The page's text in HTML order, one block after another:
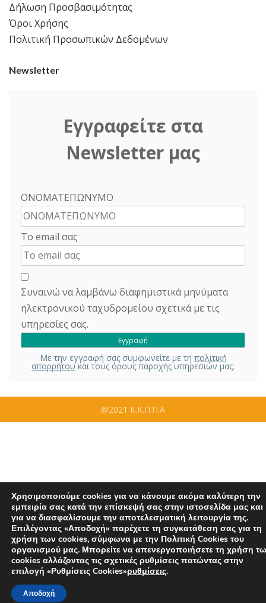
Δήλωση Προσβασιμότητας
Όροι Χρήσης
Πολιτική Προσωπικών Δεδομένων
Newsletter
Εγγραφείτε στα
Newsletter μας
ΟΝΟΜΑΤΕΠΩΝΥΜΟ
Το email σας
Συναινώ να λαμβάνω διαφημιστικά μηνύματα
ηλεκτρονικού ταχυδρομείου σχετικά με τις
υπηρεσίες σας.
Με την εγγραφή σας συμφωνείτε με τη πολιτική
απορρήτουκαι τους όρους παροχής υπηρεσιών μας.
@2021 Κ.Κ.Π.Π.Α
Χρησιμοποιούμε cookies για να κάνουμε ακόμα καλύτερη την
εμπειρία σας κατά την επίσκεψή σας στην ιστοσελίδα μας και
για να διασφαλίσουμε την αποτελεσματική λειτουργία της.
Επιλέγοντας «Αποδοχή» παρέχετε τη συγκατάθεση σας για τη
χρήση των cookies, σύμφωνα με την Πολιτική Cookies του
οργανισμού μας. Μπορείτε να απενεργοποιήσετε τη χρήση
cookies αλλάζοντας τις σχετικές ρυθμίσεις πατώντας στην
επιλογή «Ρυθμίσεις Cookies»ρυθμίσεις.
Αποδοχή